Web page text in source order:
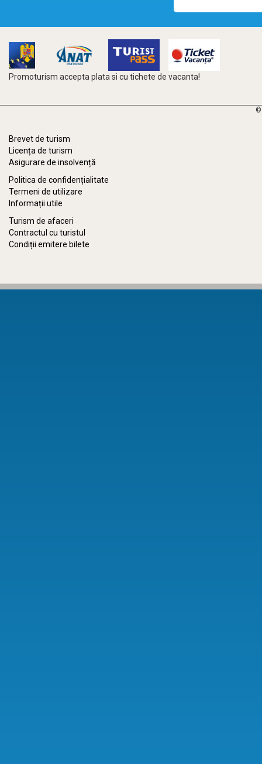
Promoturism accepta plata si cu tichete de vacanta!
©
Brevet de turism
Licența de turism
Asigurare de insolvență
Politica de confidențialitate
Termeni de utilizare
Informații utile
Turism de afaceri
Contractul cu turistul
Condiții emitere bilete